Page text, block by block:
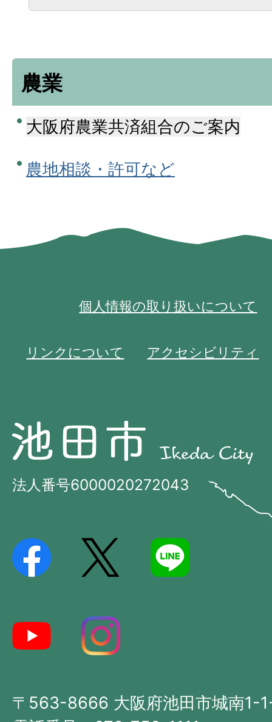
農業
大阪府農業共済組合のご案内
農地相談・許可など
個人情報の取り扱いについて
リンクについて アクセシビリティ
池
田
市
法人番号6000020272043
田
市
の
阪
〒563-8666 大阪府池田市城南1-